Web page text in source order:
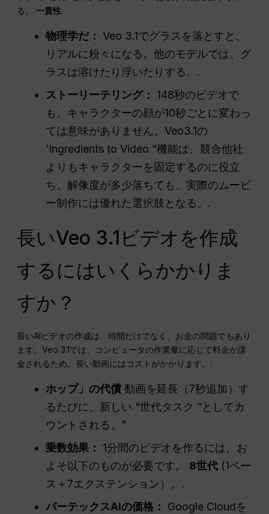
る。一貫性.
物理学だ： Veo 3.1でグラスを落とすと、
リアルに粉々になる。他のモデルでは、グ
ラスは溶けたり浮いたりする。.
ストーリーテリング：
148秒のビデオで
も、キャラクターの顔が10秒ごとに変わっ
ては意味がありません。Veo3.1の
’Ingredients to Video “機能は、競合他社
よりもキャラクターを固定するのに役立
ち、解像度が多少落ちても、実際のムービ
ー制作には優れた選択肢となる。.
長いVeo 3.1ビデオを作成
するにはいくらかかりま
すか？
長いAIビデオの作成は、時間だけでなく、お金の問題でもあり
ます。Veo 3.1では、コンピュータの作業量に応じて料金が課
金されるため、長い動画にはコストがかかります。.
ホップ」の代償 動画を延長（7秒追加）す
るたびに、新しい “世代タスク ”としてカ
ウントされる。”
乗数効果：
1分間のビデオを作るには、お
よそ以下のものが必要です。 8世代 (1ベー
ス＋7エクステンション）。.
バーテックスAIの価格：
Google Cloudを